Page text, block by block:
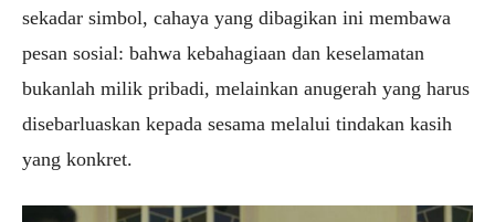
sekadar simbol, cahaya yang dibagikan ini membawa
pesan sosial: bahwa kebahagiaan dan keselamatan
bukanlah milik pribadi, melainkan anugerah yang harus
disebarluaskan kepada sesama melalui tindakan kasih
yang konkret.